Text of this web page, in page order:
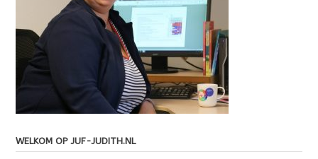
WELKOM OP JUF-JUDITH.NL